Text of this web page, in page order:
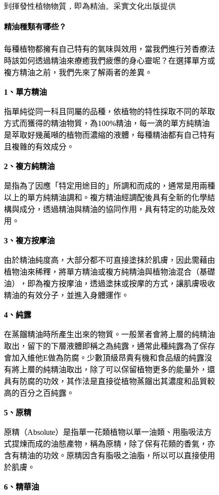
到揮發性植物物質，即為精油。采實文化出版提供
精油種類有哪些？
每種植物都擁有自己特有的氣味與效用，當我們進行芳香療法
時該如何透過精油來療癒我們疲憊的身心靈呢？在選擇單方或
複方精油之前，我們先來了解兩者的差異。
1 、單方精油
指單純從同一科且同屬的品種，依植物的特性採取不同的萃取
方式而獲得的精油物質，為100%精油，每一滴的單方純精油
是萃取好幾萬噸的植物而濃縮的液體，每種精油都有自己特有
且複雜的有效成分。
2 、複方純精油
是指為了因應「特定用途目的」所調和而成的，通常是用兩種
以上的單方純精油調和。複方精油經調配後具有全新的化學結
構與成分，透過精油與精油的協同作用，具有特定的功能及效
用。
3 、複方按摩油
由於精油純度高，大部分都不可直接塗抹於肌膚，因此需藉由
植物油來稀釋，將單方精油或複方純精油與植物油混合（基礎
油），即為複方按摩油，透過塗抹或按摩的方式，讓肌膚吸收
精油的有效分子，並進入身體運作。
4 、純露
在蒸餾精油時所產生出來的物質。一般業者會將上層的純精油
取出，留下的下層液體即稱之為純露，通常此種純露為了保存
會加入維他E做為防腐。少數頂級昂貴有機和食品級的純露沒
有將上層的純精油取出，除了可以保留植物更多的能量外，還
具有防腐的功效，其作法是直接從植物蒸餾出其濃度和品質較
高的百分之百純露。
5 、原精
原精（Absolute）是指單一花類植物以單一油類、用脂吸法方
式提煉而成的油態產物，稱為原精，除了保有花類的香氣，亦
含有精油的功效。原精因含有脂吸之油脂，所以可以直接使用
於肌膚。
6 、精華油